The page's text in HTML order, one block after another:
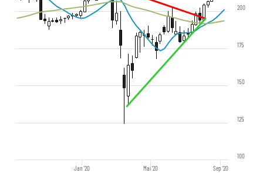
Jan '20 Mai '20 Sep '20
100
125
150
175
200